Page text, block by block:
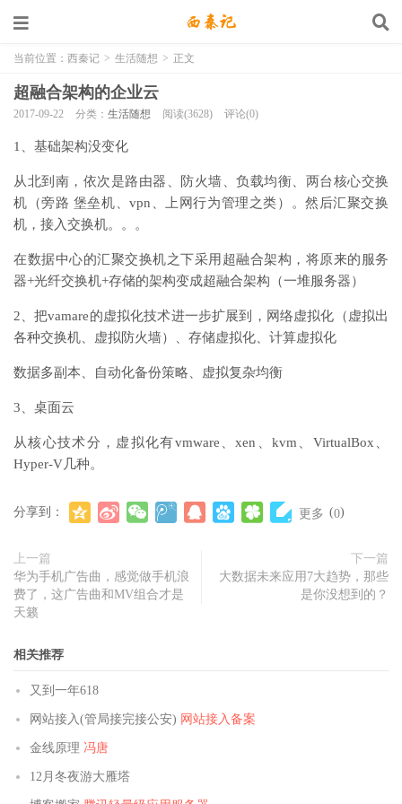
当前位置： 西秦记 > 生活随想 > 正文
超融合架构的企业云
2017-09-22 分类： 生活随想 阅读(3628) 评论(0)
1、基础架构没变化
从北到南，依次是路由器、防火墙、负载均衡、两台核心交换
机（旁路 堡垒机、vpn、上网行为管理之类）。然后汇聚交换
机，接入交换机。。。
在数据中心的汇聚交换机之下采用超融合架构，将原来的服务
器+光纤交换机+存储的架构变成超融合架构（一堆服务器）
2、把vamare的虚拟化技术进一步扩展到，网络虚拟化（虚拟出
各种交换机、虚拟防火墙）、存储虚拟化、计算虚拟化
数据多副本、自动化备份策略、虚拟复杂均衡
3、桌面云
从核心技术分，虚拟化有vmware、xen、kvm、VirtualBox、
Hyper-V几种。
分享到： 更多 (0)
上一篇
华为手机广告曲，感觉做手机浪
费了，这广告曲和MV组合才是
天籁
下一篇
大数据未来应用7大趋势，那些
是你没想到的？
相关推荐
又到一年618
网站接入(管局接完接公安) 网站接入备案
金线原理 冯唐
12月冬夜游大雁塔